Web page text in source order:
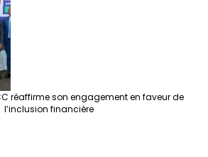
réaffirme son engagement en faveur de
l’inclusion financière